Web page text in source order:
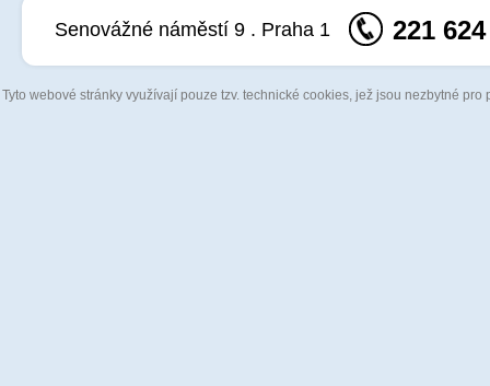
Senovážné náměstí 9 . Praha 1 221
Tyto webové stránky využívají pouze tzv. technické cookies, jež jsou nezbytné